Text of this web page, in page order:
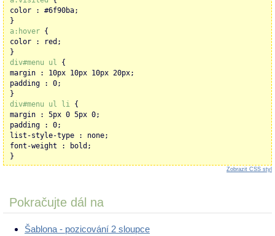
color : #6f90ba;
}
a:hover {
color : red;
}
div#menu ul {
margin : 10px 10px 10px 20px;
padding : 0;
}
div#menu ul li {
margin : 5px 0 5px 0;
padding : 0;
list-style-type : none;
font-weight : bold;
}
Zobrazit CSS styl
Pokračujte dál na
Šablona - pozicování 2 sloupce